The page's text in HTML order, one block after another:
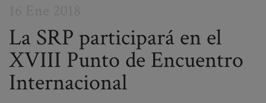
La SRP participará en el
XVIII Punto de Encuentro
Internacional
Post
navigation